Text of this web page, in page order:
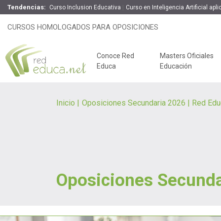
Tendencias: Curso Inclusion Educativa Curso en Inteligencia Artificial
CURSOS HOMOLOGADOS PARA OPOSICIONES
Conoce Red
Educa
Masters Oficiales
Educación
Claves del éxito
Inicio Oposiciones Secundaria 2026 | Red
Oposiciones